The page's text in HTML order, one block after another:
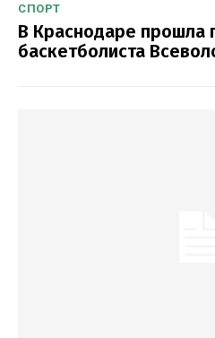
СПОРТ
В Краснодаре прошла
баскетболиста